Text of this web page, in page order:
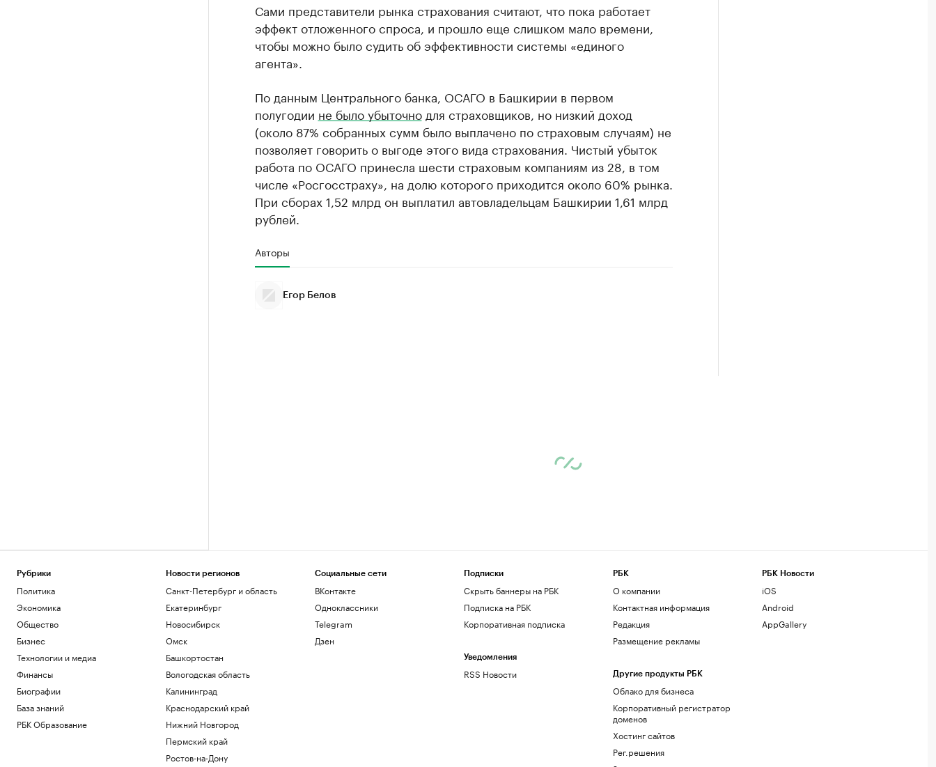
Сами представители рынка страхования считают, что пока работает
эффект отложенного спроса, и прошло еще слишком мало времени,
чтобы можно было судить об эффективности системы «единого
агента».
По данным Центрального банка, ОСАГО в Башкирии в первом
полугодии не было убыточнодля страховщиков, но низкий доход
(около 87% собранных сумм было выплачено по страховым случаям) не
позволяет говорить о выгоде этого вида страхования. Чистый убыток
работа по ОСАГО принесла шести страховым компаниям из 28, в том
числе «Росгосстраху», на долю которого приходится около 60% рынка.
При сборах 1,52 млрд он выплатил автовладельцам Башкирии 1,61 млрд
рублей.
Авторы
Егор Белов
Рубрики
Политика
Экономика
Общество
Бизнес
Технологии и медиа
Финансы
Биографии
База знаний
РБК Образование
Новости регионов
Санкт-Петербург и область
Екатеринбург
Новосибирск
Омск
Башкортостан
Вологодская область
Калининград
Краснодарский край
Нижний Новгород
Пермский край
Ростов-на-Дону
Социальные сети
ВКонтакте
Одноклассники
Telegram
Дзен
Подписки
Скрыть баннеры на РБК
Подписка на РБК
Корпоративная подписка
Уведомления
RSS Новости
РБК
О компании
Контактная информация
Редакция
Размещение рекламы
Другие продукты РБК
Облако для бизнеса
Корпоративный регистратор
доменов
Хостинг сайтов
Рег.решения
РБК Новости
iOS
Android
AppGallery